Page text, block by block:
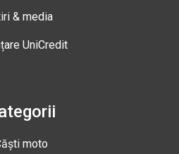
& media
UniCredit
moto